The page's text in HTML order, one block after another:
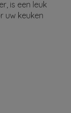
is een leuk
uw keuken